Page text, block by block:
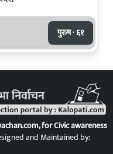
पुरुष · ६१
, for Civic awareness
and Maintained by: